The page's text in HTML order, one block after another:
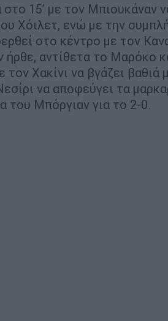
15’ με τον Μπιουκάναν
Χόιλετ, ενώ με την
στο κέντρο με τον
ήρθε, αντίθετα το Μαρόκο
Χακίνι να βγάζει βαθιά
να αποφεύγει τα
του Μπόργιαν για το 2-0.